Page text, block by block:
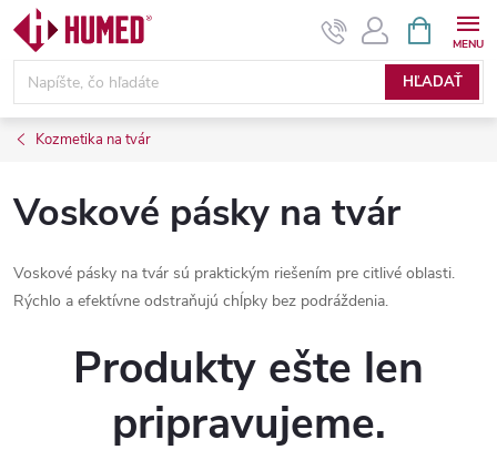
Prejsť
obsah
HĽADAŤ
KOŠÍK
Kozmetika na tvár
Voskové pásky na tvár
Voskové pásky na tvár sú praktickým riešením pre citlivé oblasti.
Rýchlo a efektívne odstraňujú chĺpky bez podráždenia.
Produkty ešte len
pripravujeme.